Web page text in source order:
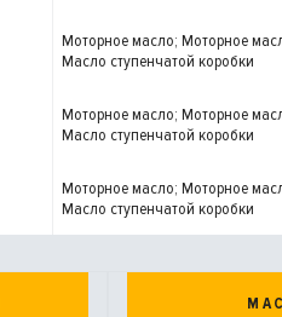
Моторное масло; Моторное
Масло ступенчатой коробки
Моторное масло; Моторное
Масло ступенчатой коробки
Моторное масло; Моторное
Масло ступенчатой коробки